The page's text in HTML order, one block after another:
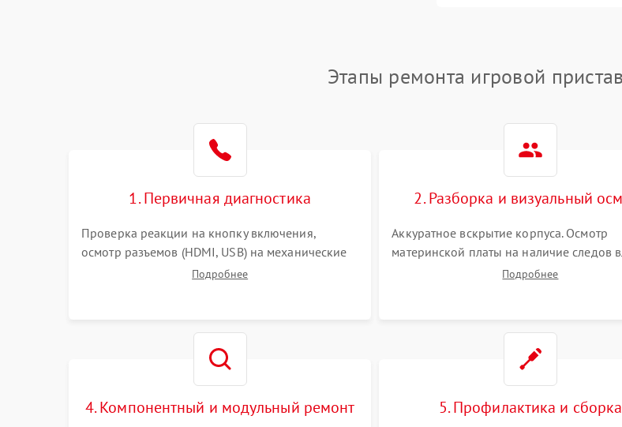
Этапы ремонта игровой
1. Первичная диагностика
Проверка реакции на кнопку включения,
осмотр разъемов (HDMI, USB) на механические
повреждения. Оценка кодов ошибок на экране
Подробнее
2. Разборка и визуальный
Аккуратное вскрытие корпуса. Осмотр
материнской платы на наличие следов
коррозии, прогаров и поврежденных
Подробнее
4. Компонентный и модульный ремонт 5. Профилактика и сборка